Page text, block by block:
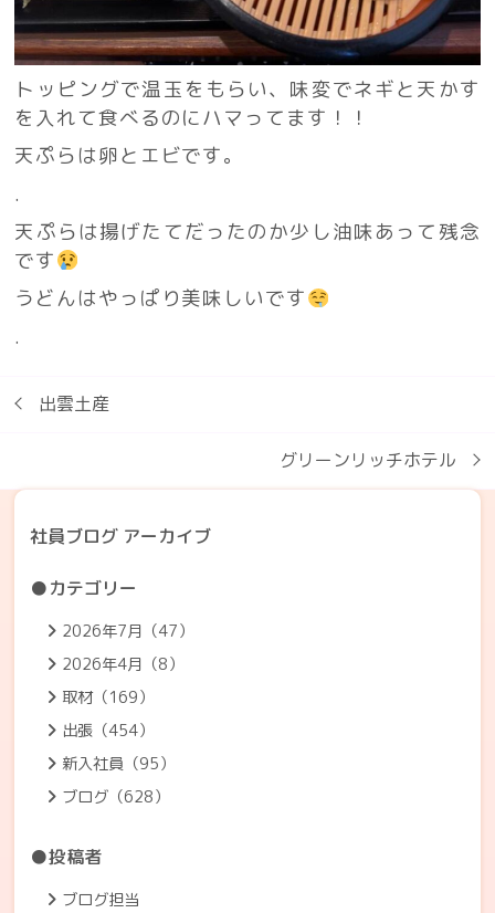
トッピングで温玉をもらい、味変でネギと天かす
を入れて食べるのにハマってます！！
天ぷらは卵とエビです。
.
天ぷらは揚げたてだったのか少し油味あって残念
です
うどんはやっぱり美味しいです
.
出雲土産
グリーンリッチホテル
社員ブログ アーカイブ
●カテゴリー
2026年7月（47）
2026年4月（8）
取材（169）
出張（454）
新入社員（95）
ブログ（628）
●投稿者
ブログ担当